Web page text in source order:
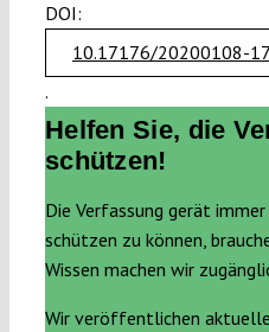
DOI:
10.17176/20200108-
.
Helfen Sie, die
schützen!
Die Verfassung gerät
schützen zu können,
Wissen machen wir
Wir veröffentlichen